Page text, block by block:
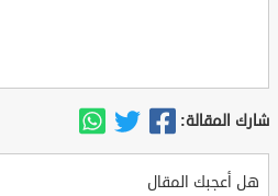
شارك المقالة:
هل أعجبك المقال